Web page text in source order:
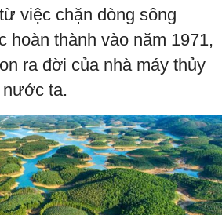
việc chặn dòng sông
hoàn thành vào năm 1971,
ra đời của nhà máy thủy
nước ta.